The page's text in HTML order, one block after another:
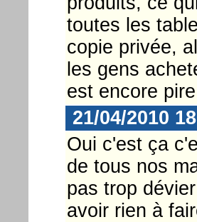
toutes les
copie privée,
les gens
est encore
21/04/2010
Oui c'est ça
de tous nos
pas trop
avoir rien à